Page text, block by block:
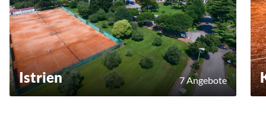
Istrien 7 Angebote